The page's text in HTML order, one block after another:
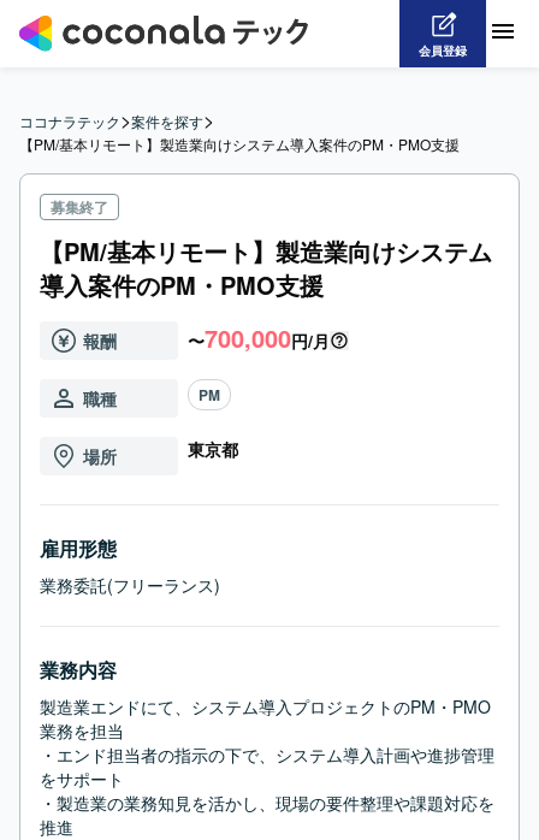
会員登録
ココナラテック>案件を探す>
【PM/基本リモート】製造業向けシステム導入案件のPM・PMO支援
募集終了
【PM/基本リモート】製造業向けシステム
導入案件のPM・PMO支援
報酬 〜700,000円/月
職種 PM
場所 東京都
雇用形態
業務委託(フリーランス)
業務内容
製造業エンドにて、システム導入プロジェクトのPM・PMO
業務を担当
・エンド担当者の指示の下で、システム導入計画や進捗管理
をサポート
・製造業の業務知見を活かし、現場の要件整理や課題対応を
推進